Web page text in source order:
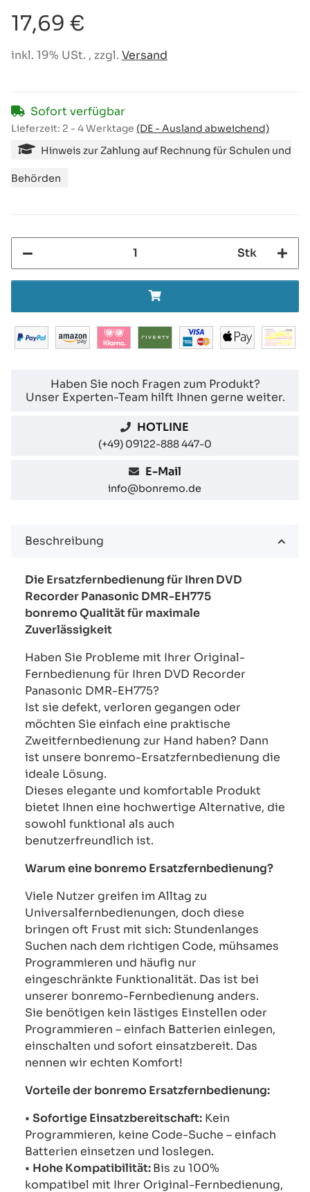
17,69 €
inkl. 19% USt. , zzgl. Versand
Sofort verfügbar
Lieferzeit: 2 - 4 Werktage (DE - Ausland abweichend)
Hinweis zur Zahlung auf Rechnung für Schulen und
Behörden
Stk
Haben Sie noch Fragen zum Produkt?
Unser Experten-Team hilft Ihnen gerne weiter.
HOTLINE
(+49) 09122-888 447-0
E-Mail
info@bonremo.de
Beschreibung
Die Ersatzfernbedienung für Ihren DVD
Recorder Panasonic DMR-EH775
bonremo Qualität für maximale
Zuverlässigkeit
Haben Sie Probleme mit Ihrer Original-
Fernbedienung für Ihren DVD Recorder
Panasonic DMR-EH775?
Ist sie defekt, verloren gegangen oder
möchten Sie einfach eine praktische
Zweitfernbedienung zur Hand haben? Dann
ist unsere bonremo-Ersatzfernbedienung die
ideale Lösung.
Dieses elegante und komfortable Produkt
bietet Ihnen eine hochwertige Alternative, die
sowohl funktional als auch
benutzerfreundlich ist.
Warum eine bonremo Ersatzfernbedienung?
Viele Nutzer greifen im Alltag zu
Universalfernbedienungen, doch diese
bringen oft Frust mit sich: Stundenlanges
Suchen nach dem richtigen Code, mühsames
Programmieren und häufig nur
eingeschränkte Funktionalität. Das ist bei
unserer bonremo-Fernbedienung anders.
Sie benötigen kein lästiges Einstellen oder
Programmieren – einfach Batterien einlegen,
einschalten und sofort einsatzbereit. Das
nennen wir echten Komfort!
Vorteile der bonremo Ersatzfernbedienung:
• Sofortige Einsatzbereitschaft: Kein
Programmieren, keine Code-Suche – einfach
Batterien einsetzen und loslegen.
• Hohe Kompatibilität:Bis zu 100%
kompatibel mit Ihrer Original-Fernbedienung,